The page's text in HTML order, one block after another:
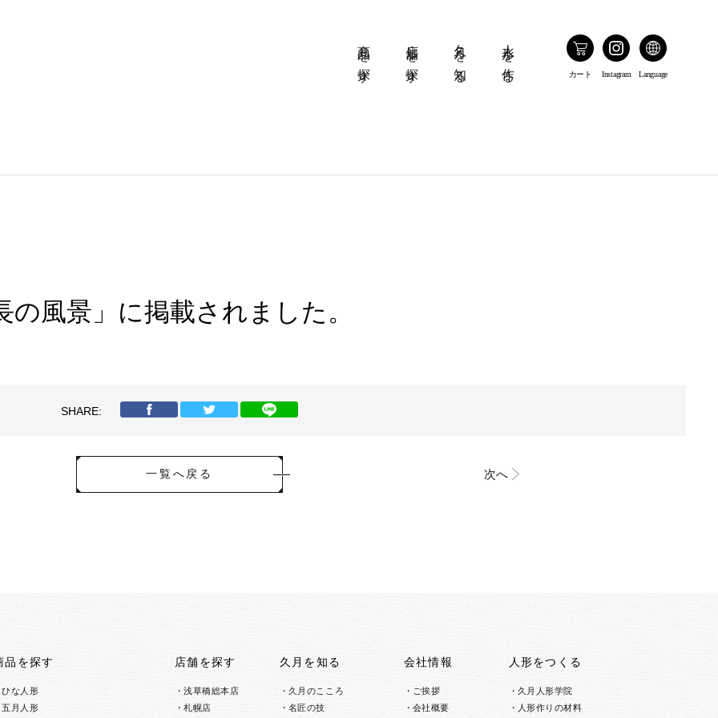
商品を探す 店舗を探す 久月を知る 人形を作る カート Instagram Language
の風景」に掲載されました。
SHARE:
一覧へ戻る 次へ
品を探す
ひな人形
五月人形
店舗を探す
浅草橋総本店
札幌店
久月を知る
久月のこころ
名匠の技
会社情報
ご挨拶
会社概要
人形をつくる
久月人形学院
人形作りの材料